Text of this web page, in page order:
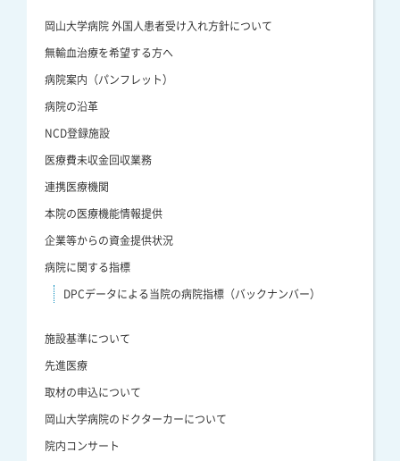
岡山大学病院 外国人患者受け入れ方針について
無輸血治療を希望する方へ
病院案内（パンフレット）
病院の沿革
NCD登録施設
医療費未収金回収業務
連携医療機関
本院の医療機能情報提供
企業等からの資金提供状況
病院に関する指標
DPCデータによる当院の病院指標（バックナンバー）
施設基準について
先進医療
取材の申込について
岡山大学病院のドクターカーについて
院内コンサート